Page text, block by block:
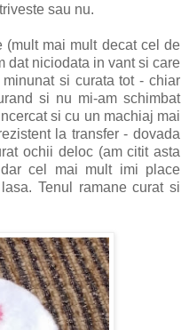
sau nu.
(mult mai mult decat cel de
dat niciodata in vant si care
si curata tot - chiar
si nu mi-am schimbat
si cu un machiaj mai
la transfer - dovada
ochii deloc (am citit asta
cel mai mult imi place
Tenul ramane curat si